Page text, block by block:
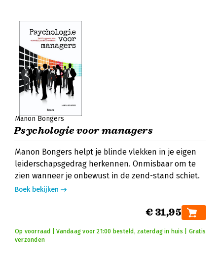
Manon Bongers
Psychologie voor managers
Manon Bongers helpt je blinde vlekken in je eigen
leiderschapsgedrag herkennen. Onmisbaar om te
zien wanneer je onbewust in de zend-stand schiet.
Boek bekijken
€ 31,95
Op voorraad | Vandaag voor 21:00 besteld, zaterdag in huis | Gratis
verzonden